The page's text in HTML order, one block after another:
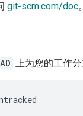
git-scm.com/doc。
上为您的工作